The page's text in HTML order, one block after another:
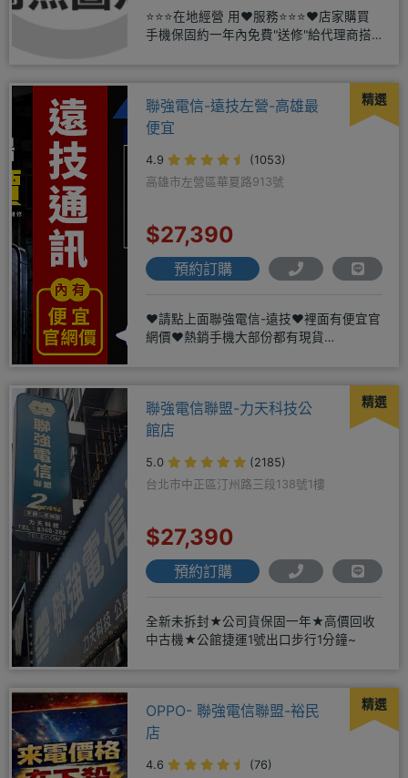
⭐⭐⭐在地經營 用❤️服務⭐⭐⭐❤️店家購買
手機保固約一年內免費"送修"給代理商搭
精選
聯強電信-遠技左營-高雄最
便宜
4.9
(1053)
高雄市左營區華夏路913號
$27,390
預約訂購
❤️請點上面聯強電信-遠技❤️裡面有便宜官
網價❤️熱銷手機大部份都有現貨
精選
聯強電信聯盟-力天科技公
館店
5.0
(2185)
台北市中正區汀州路三段138號1樓
$27,390
預約訂購
全新未拆封★公司貨保固一年★高價回收
中古機★公館捷運1號出口步行1分鐘~
精選
OPPO- 聯強電信聯盟-裕民
店
4.6
(76)